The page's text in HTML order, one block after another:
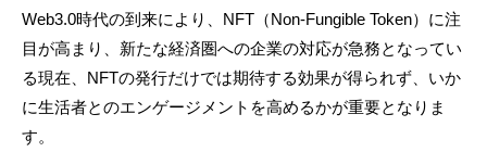
Web3.0時代の到来により、NFT（Non-Fungible Token）に注
目が高まり、新たな経済圏への企業の対応が急務となってい
る現在、NFTの発行だけでは期待する効果が得られず、いか
に生活者とのエンゲージメントを高めるかが重要となりま
す。